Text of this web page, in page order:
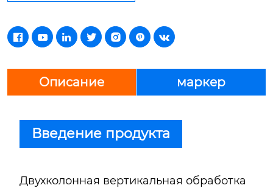
      
Описание маркер
Введение продукта
Двухколонная вертикальная обработка